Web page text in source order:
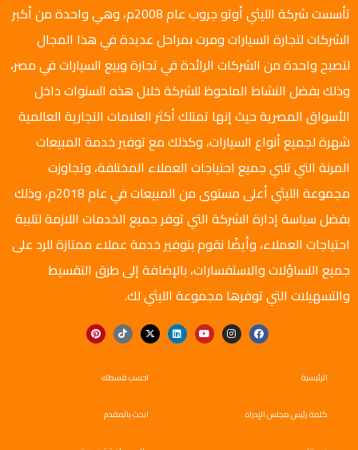
تأسست شركة الليثي أوتو جروب عام 2008م، وهي واحدة من أكبر
الشركات لتجارة السيارات ومرت بمراحل عديدة في هذا المجال
لتصبح واحدة من الشركات الرائدة في تجارة وبيع السيارات في مصر،
وذلك بفضل النشاط الملحوظ للشركة خلال هذه السنوات داخل
الأسواق المصرية حيث إنها تمتلك أكثر العلامات التجارية العالمية
شهرة لجميع أنواع السيارات، وكذلك مع توفير خدمة المبيعات
المرنة التي تلبي جميع احتياجات العملاء المختلفة، وتجاوزت
مجموعة الليثي أعلى مستوى من المبيعات في عام 2018م، وذلك
بفضل سياسة إدارة الشركة التي توفر جميع الخدمات اللازمة لتلبية
احتياجات العملاء، وأيضًا نقوم بتوفير خدمة عملاء ممتازة للرد على
جميع التساؤلات والاستفسارات، بالإضافة إلى طرق التقسيط
والتسهيلات التي توفرها مجموعة الليثي لك.
الرئيسية
كلمة رئيس مجلس الإدراة
احسب قسطك
ابحث بالمقدم